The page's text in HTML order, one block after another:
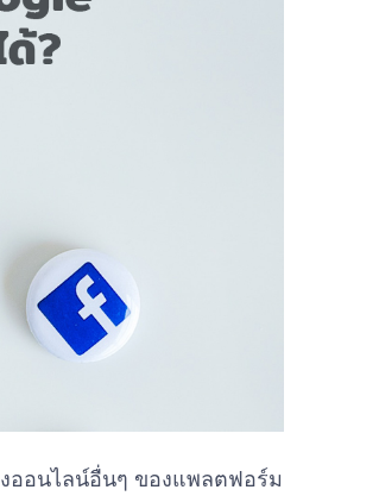
ออนไลน์อื่นๆ ของแพลตฟอร์ม